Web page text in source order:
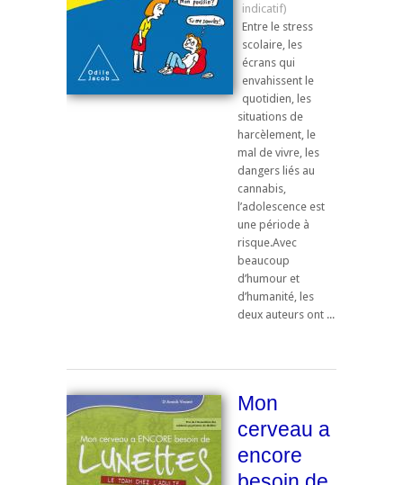
Entre le stress
scolaire, les
écrans qui
envahissent le
quotidien, les
situations de
harcèlement, le
mal de vivre, les
dangers liés au
cannabis,
l’adolescence est
une période à
risque.Avec
beaucoup
d’humour et
d’humanité, les
deux auteurs ont ...
Mon
cerveau a
encore